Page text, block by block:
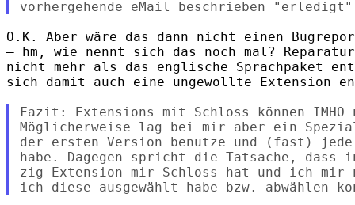
O.K. Aber wäre das dann nicht einen
– hm, wie nennt sich das noch mal?
nicht mehr als das englische Sprachpaket
sich damit auch eine ungewollte Extension
Fazit: Extensions mit Schloss können
Möglicherweise lag bei mir aber ein
der ersten Version benutze und (fast)
habe. Dagegen spricht die Tatsache, dass
zig Extension mir Schloss hat und ich mir